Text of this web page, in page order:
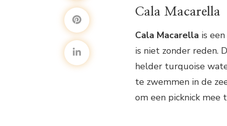
Cala Macarella
Cala Macarella is
is niet zonder reden.
helder turquoise
te zwemmen in de
om een picknick